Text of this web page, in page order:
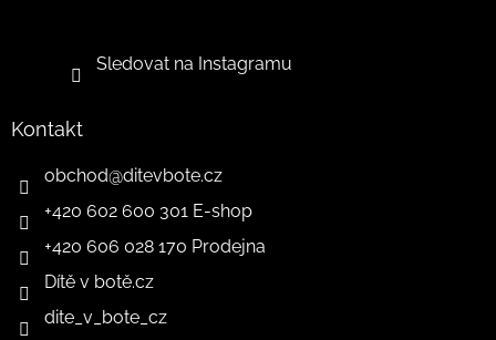
Sledovat na Instagramu
Kontakt
obchod@ditevbote.cz
+420 602 600 301 E-shop
+420 606 028 170 Prodejna
Dítě v botě.cz
dite_v_bote_cz